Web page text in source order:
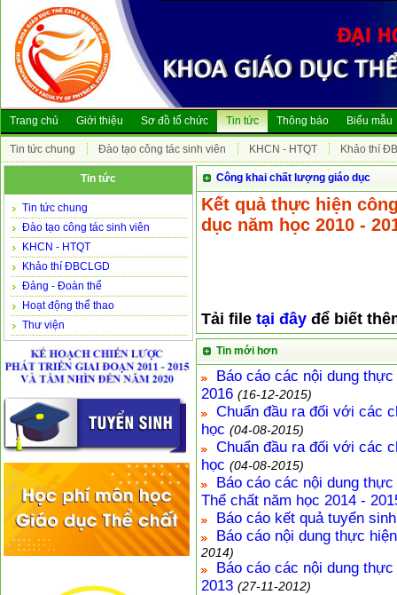
Trang chủ Giới thiệu Sơ đồ tổ chức Tin tức
Tin tức chung Đào tạo công tác sinh viên KHCN - HTQT Khảo thí
Thông báo Biểu mẫu
Tin tức
Tin tức chung
Đào tạo công tác sinh viên
KHCN - HTQT
Khảo thí ĐBCLGD
Đảng - Đoàn thể
Hoạt động thể thao
Thư viện
Công khai chất lượng giáo dục
Kết quả thực hiện
dục năm học 2010 -
Tải file tại đây để biết
Tin mới hơn
Báo cáo các nội dung
2016 (16-12-2015)
Chuẩn đầu ra đối với các
học (04-08-2015)
Chuẩn đầu ra đối với các
học (04-08-2015)
Báo cáo các nội dung
Thể chất năm học 2014 -
Báo cáo kết quả tuyển
Báo cáo nội dung thực
2014)
Báo cáo các nội dung
2013 (27-11-2012)